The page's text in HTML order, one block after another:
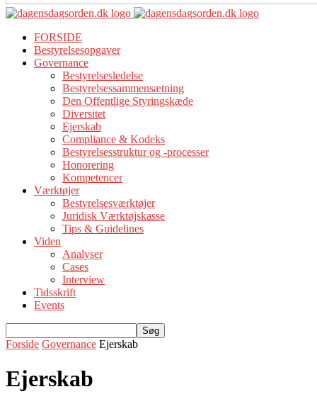
FORSIDE
Bestyrelsesopgaver
Governance
Bestyrelsesledelse
Bestyrelsessammensætning
Den Offentlige Styringskæde
Diversitet
Ejerskab
Compliance & Kodeks
Bestyrelsesstruktur og -processer
Honorering
Kompetencer
Værktøjer
Bestyrelsesværktøjer
Juridisk Værktøjskasse
Tips & Guidelines
Viden
Analyser
Cases
Interview
Tidsskrift
Events
Forside Governance Ejerskab
Ejerskab